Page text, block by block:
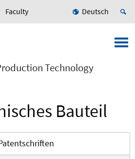
Faculty Deutsch
Technology
Bauteil